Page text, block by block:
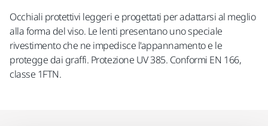
Occhiali protettivi leggeri e progettati per adattarsi al meglio
alla forma del viso. Le lenti presentano uno speciale
rivestimento che ne impedisce l'appannamento e le
protegge dai graffi. Protezione UV 385. Conformi EN 166,
classe 1FTN.